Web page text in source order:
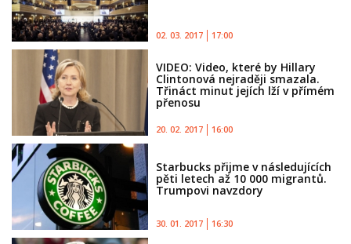
02. 03. 2017 17:00
VIDEO: Video, které by Hillary
Clintonová nejraději smazala.
Třináct minut jejích lží v přímém
přenosu
20. 02. 2017 16:00
Starbucks přijme v následujících
pěti letech až 10 000 migrantů.
Trumpovi navzdory
30. 01. 2017 16:30